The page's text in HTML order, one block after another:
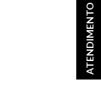
ATENDIMENTO